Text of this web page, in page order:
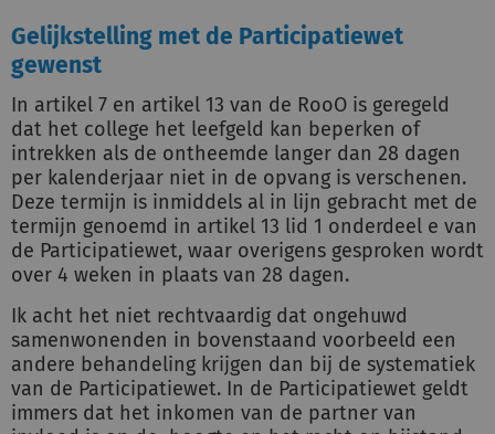
Gelijkstelling met de Participatiewet
gewenst
In artikel 7 en artikel 13 van de RooO is geregeld
dat het college het leefgeld kan beperken of
intrekken als de ontheemde langer dan 28 dagen
per kalenderjaar niet in de opvang is verschenen.
Deze termijn is inmiddels al in lijn gebracht met de
termijn genoemd in artikel 13 lid 1 onderdeel e van
de Participatiewet, waar overigens gesproken wordt
over 4 weken in plaats van 28 dagen.
Ik acht het niet rechtvaardig dat ongehuwd
samenwonenden in bovenstaand voorbeeld een
andere behandeling krijgen dan bij de systematiek
van de Participatiewet. In de Participatiewet geldt
immers dat het inkomen van de partner van